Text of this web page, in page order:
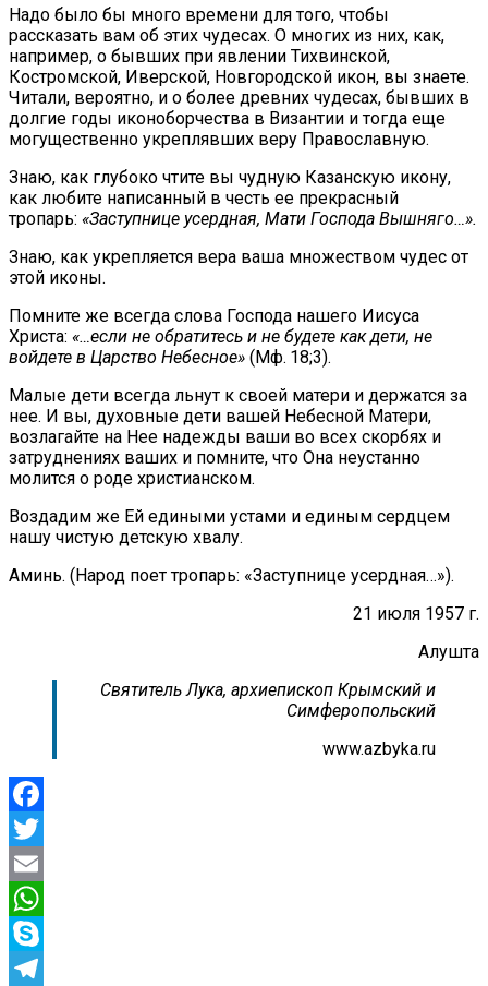
Надо было бы много времени для того, чтобы
рассказать вам об этих чудесах. О многих из них, как,
например, о бывших при явлении Тихвинской,
Костромской, Иверской, Новгородской икон, вы знаете.
Читали, вероятно, и о более древних чудесах, бывших в
долгие годы иконоборчества в Византии и тогда еще
могущественно укреплявших веру Православную.
Знаю, как глубоко чтите вы чудную Казанскую икону,
как любите написанный в честь ее прекрасный
тропарь: «Заступнице усердная, Мати Господа Вышняго…».
Знаю, как укрепляется вера ваша множеством чудес от
этой иконы.
Помните же всегда слова Господа нашего Иисуса
Христа: «…если не обратитесь и не будете как дети, не
войдете в Царство Небесное» (Мф. 18;3).
Малые дети всегда льнут к своей матери и держатся за
нее. И вы, духовные дети вашей Небесной Матери,
возлагайте на Нее надежды ваши во всех скорбях и
затруднениях ваших и помните, что Она неустанно
молится о роде христианском.
Воздадим же Ей едиными устами и единым сердцем
нашу чистую детскую хвалу.
Аминь. (Народ поет тропарь: «Заступнице усердная…»).
21 июля 1957 г.
Алушта
Святитель Лука, архиепископ Крымский и
Симферопольский
www.azbyka.ru
Facebook
Twitter
Email
WhatsApp
Skype